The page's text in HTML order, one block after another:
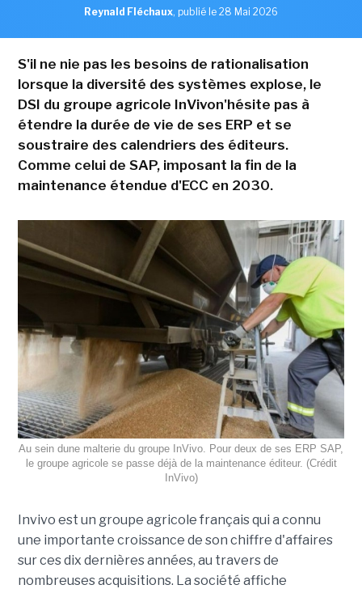
Reynald Fléchaux, publié le 28 Mai 2026
S'il ne nie pas les besoins de rationalisation
lorsque la diversité des systèmes explose, le
DSI du groupe agricole InVivon'hésite pas à
étendre la durée de vie de ses ERP et se
soustraire des calendriers des éditeurs.
Comme celui de SAP, imposant la fin de la
maintenance étendue d'ECC en 2030.
Au sein dune malterie du groupe InVivo. Pour deux de ses ERP SAP,
le groupe agricole se passe déjà de la maintenance éditeur. (Crédit
InVivo)
Invivo est un groupe agricole français qui a connu
une importante croissance de son chiffre d'affaires
sur ces dix dernières années, au travers de
nombreuses acquisitions. La société affiche